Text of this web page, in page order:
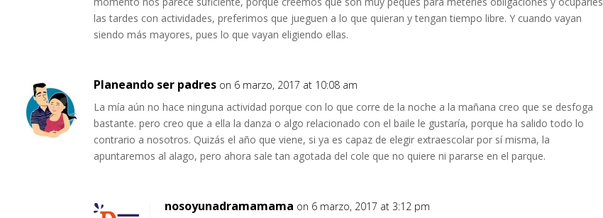
las tardes con actividades, preferimos que jueguen a lo que quieran y tengan tiempo libre. Y cuando vayan
siendo más mayores, pues lo que vayan eligiendo ellas.
Planeando ser padres on 6 marzo, 2017 at 10:08 am
La mía aún no hace ninguna actividad porque con lo que corre de la noche a la mañana creo que se desfoga
bastante. pero creo que a ella la danza o algo relacionado con el baile le gustaría, porque ha salido todo lo
contrario a nosotros. Quizás el año que viene, si ya es capaz de elegir extraescolar por sí misma, la
apuntaremos al alago, pero ahora sale tan agotada del cole que no quiere ni pararse en el parque.
nosoyunadramamama on 6 marzo, 2017 at 3:12 pm